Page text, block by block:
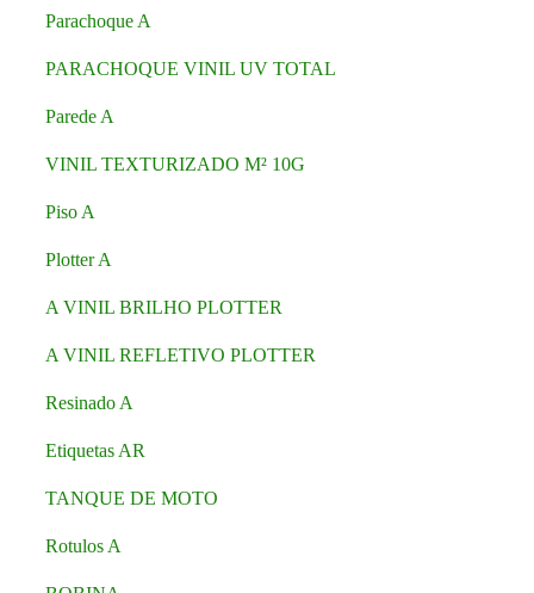
Parachoque A
PARACHOQUE VINIL UV TOTAL
Parede A
VINIL TEXTURIZADO M² 10G
Piso A
Plotter A
A VINIL BRILHO PLOTTER
A VINIL REFLETIVO PLOTTER
Resinado A
Etiquetas AR
TANQUE DE MOTO
Rotulos A